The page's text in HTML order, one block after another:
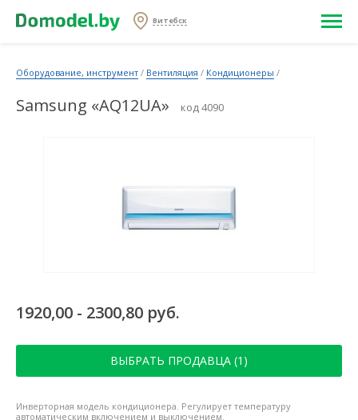
Витебск
Оборудование, инструмент / Вентиляция / Кондиционеры /
Samsung «AQ12UA» код 4090
1920,00 - 2300,80 руб.
ВЫБРАТЬ ПРОДАВЦА (1)
Инверторная модель кондиционера. Регулирует температуру
автоматическим включением и выключением.